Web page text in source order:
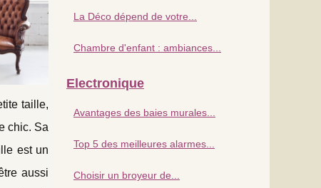
taille,
chic. Sa
est un
aussi
La Déco dépend de votre...
Chambre d'enfant : ambiances...
Electronique
Avantages des baies murales...
Top 5 des meilleures alarmes...
Choisir un broyeur de...